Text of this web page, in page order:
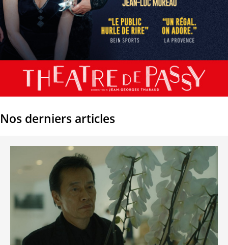
Nos derniers articles